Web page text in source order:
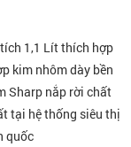
1,1 Lít thích hợp
kim nhôm dày bền
Sharp nắp rời chất
tại hệ thống siêu thị
quốc